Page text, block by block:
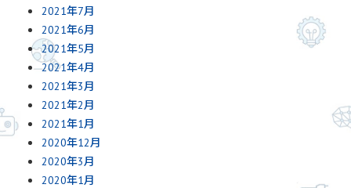
2021年7月
2021年6月
2021年5月
2021年4月
2021年3月
2021年2月
2021年1月
2020年12月
2020年3月
2020年1月